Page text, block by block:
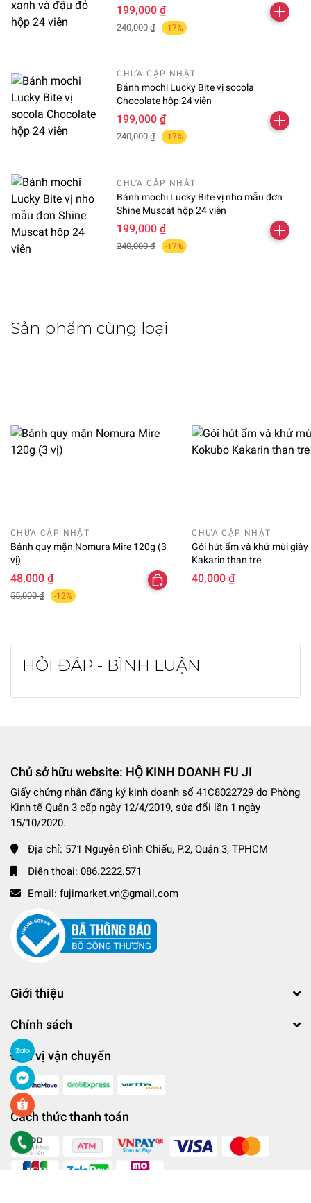
199,000 ₫
240,000 ₫ -17%
CHƯA CẬP NHẬT
Bánh mochi Lucky Bite vị socola
Chocolate hộp 24 viên
199,000 ₫
240,000 ₫ -17%
CHƯA CẬP NHẬT
Bánh mochi Lucky Bite vị nho mẫu đơn
Shine Muscat hộp 24 viên
199,000 ₫
240,000 ₫ -17%
Sản phẩm cùng loại
CHƯA CẬP NHẬT
Bánh quy mặn Nomura Mire 120g (3
vị)
48,000 ₫
55,000 ₫ -12%
CHƯA CẬP NHẬT
Gói hút ẩm và khử mùi giày
Kakarin than tre
40,000 ₫
HỎI ĐÁP - BÌNH LUẬN
Chủ sở hữu website: HỘ KINH DOANH FU JI
Giấy chứng nhận đăng ký kinh doanh số 41C8022729 do Phòng
Kinh tế Quận 3 cấp ngày 12/4/2019, sửa đổi lần 1 ngày
15/10/2020.
Địa chỉ: 571 Nguyễn Đình Chiểu, P.2, Quận 3, TPHCM
Điên thoại: 086.2222.571
Email: fujimarket.vn@gmail.com
Giới thiệu
Chính sách
Đơn vị vận chuyển
Cách thức thanh toán